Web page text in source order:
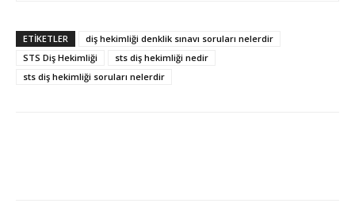
ETIKETLER
diş hekimliği denklik sınavı soruları nelerdir
STS Diş Hekimliği
sts diş hekimliği nedir
sts diş hekimliği soruları nelerdir